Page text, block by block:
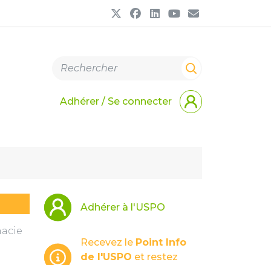
Adhérer / Se connecter
Adhérer à l'USPO
Recevez le Point Info
de l'USPO et restez